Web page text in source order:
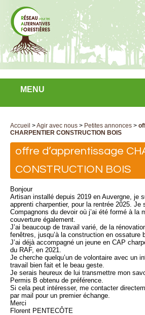
MENU
Accueil >Agir avec nous > Petites annonces >
CHARPENTIER CONSTRUCTION BOIS
offre d’apprentissage
CONSTRUCTION BOIS
Bonjour
Artisan installé depuis 2019 en Auvergne, je
apprenti charpentier, pour la rentrée 2025. Je
Compagnons du devoir où j’ai été formé à la
couverture également.
J’ai beaucoup de travail varié, de la
fenêtres, jusqu’à la construction en ossature
J’ai déjà accompagné un jeune en CAP
du RAF, en 2021.
Je cherche quelqu’un de volontaire avec un
travail bien fait et le beau geste.
Je serais heureux de lui transmettre mon
Permis B obtenu de préférence.
Si cela peut intéresser, me contacter
par mail pour un premier échange.
Merci
Florent PENTECÔTE